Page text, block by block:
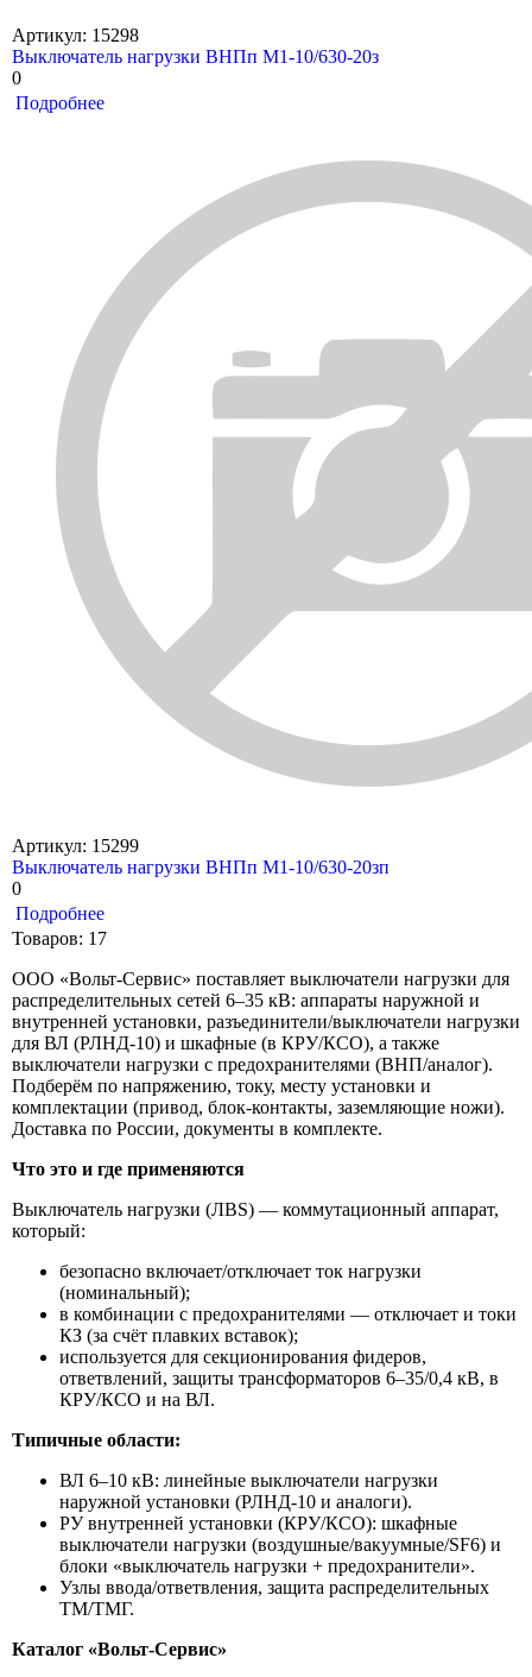
Артикул: 15298
Выключатель нагрузки ВНПп М1-10/630-20з
0
Подробнее
Артикул: 15299
Выключатель нагрузки ВНПп М1-10/630-20зп
0
Подробнее
Товаров: 17
ООО «Вольт-Сервис» поставляет выключатели нагрузки для
распределительных сетей 6–35 кВ: аппараты наружной и
внутренней установки, разъединители/выключатели нагрузки
для ВЛ (РЛНД-10) и шкафные (в КРУ/КСО), а также
выключатели нагрузки с предохранителями (ВНП/аналог).
Подберём по напряжению, току, месту установки и
комплектации (привод, блок-контакты, заземляющие ножи).
Доставка по России, документы в комплекте.
Что это и где применяются
Выключатель нагрузки (ЛВS) — коммутационный аппарат,
который:
безопасно включает/отключает ток нагрузки
(номинальный);
в комбинации с предохранителями — отключает и токи
КЗ (за счёт плавких вставок);
используется для секционирования фидеров,
ответвлений, защиты трансформаторов 6–35/0,4 кВ, в
КРУ/КСО и на ВЛ.
Типичные области:
ВЛ 6–10 кВ: линейные выключатели нагрузки
наружной установки (РЛНД-10 и аналоги).
РУ внутренней установки (КРУ/КСО): шкафные
выключатели нагрузки (воздушные/вакуумные/SF6) и
блоки «выключатель нагрузки + предохранители».
Узлы ввода/ответвления, защита распределительных
ТМ/ТМГ.
Каталог «Вольт-Сервис»